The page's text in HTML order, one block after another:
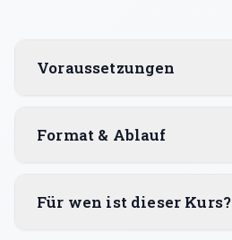
Voraussetzungen
Format & Ablauf
Für wen ist dieser Kurs?